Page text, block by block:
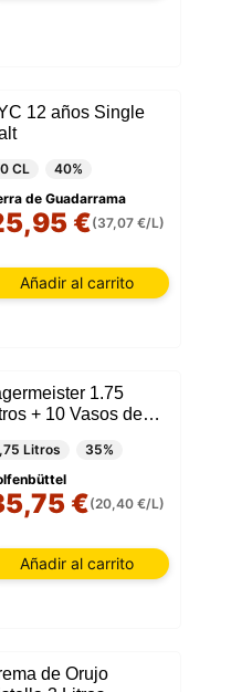
12 años Single
CL
40%
de Guadarrama
€(37,07 €/L)
Añadir al carrito
1.75
+ 10 Vasos de
Litros
35%
€(20,40 €/L)
Añadir al carrito
de Orujo
en su navegador y